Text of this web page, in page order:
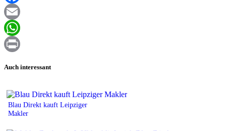
Facebook
Email
WhatsApp
Auch interessant
Blau Direkt kauft Leipziger
Makler